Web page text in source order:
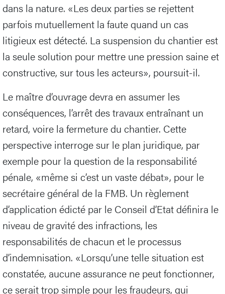
dans la nature. «Les deux parties se rejettent
parfois mutuellement la faute quand un cas
litigieux est détecté. La suspension du chantier est
la seule solution pour mettre une pression saine et
constructive, sur tous les acteurs», poursuit-il.
Le maître d’ouvrage devra en assumer les
conséquences, l’arrêt des travaux entraînant un
retard, voire la fermeture du chantier. Cette
perspective interroge sur le plan juridique, par
exemple pour la question de la responsabilité
pénale, «même si c’est un vaste débat», pour le
secrétaire général de la FMB. Un règlement
d’application édicté par le Conseil d’Etat définira le
niveau de gravité des infractions, les
responsabilités de chacun et le processus
d’indemnisation. «Lorsqu’une telle situation est
constatée, aucune assurance ne peut fonctionner,
ce serait trop simple pour les fraudeurs, qui